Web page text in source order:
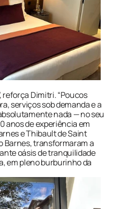
reforça Dimitri. “Poucos
serviços sob demanda e a
nada — no seu
anos de experiência em
e Thibault de Saint
Barnes, transformaram a
oásis de tranquilidade
em pleno burburinho da